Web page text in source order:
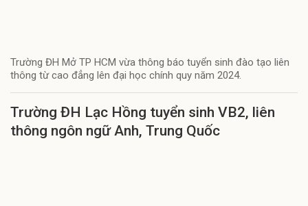
Trường ĐH Mở TP HCM vừa thông báo tuyển sinh đào tạo liên
thông từ cao đẳng lên đại học chính quy năm 2024.
Trường ĐH Lạc Hồng tuyển sinh VB2, liên
thông ngôn ngữ Anh, Trung Quốc